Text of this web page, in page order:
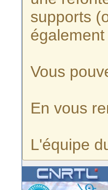
supports
Vous
En vous
L'équipe